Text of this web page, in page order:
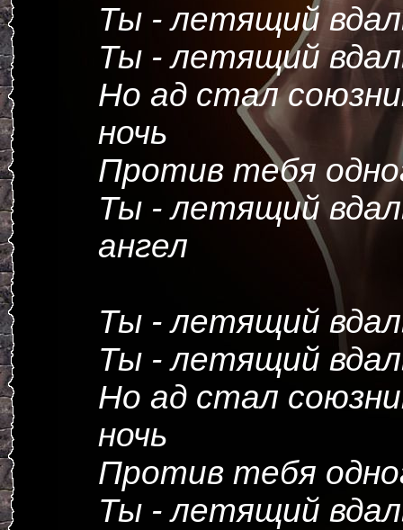
Ты - летящий
Ты - летящий
Но ад стал
ночь
Против тебя
Ты - летящий
ангел
Ты - летящий
Ты - летящий
Но ад стал
ночь
Против тебя
Ты - летящий